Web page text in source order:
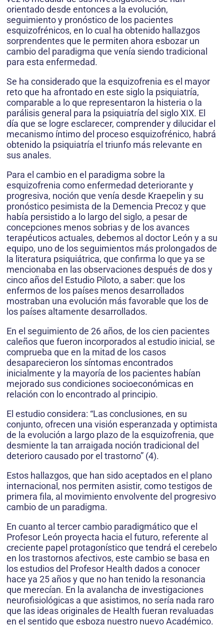
orientado desde entonces a la evolución,
seguimiento y pronóstico de los pacientes
esquizofrénicos, en lo cual ha obtenido hallazgos
sorprendentes que le permiten ahora esbozar un
cambio del paradigma que venía siendo tradicional
para esta enfermedad.
Se ha considerado que la esquizofrenia es el mayor
reto que ha afrontado en este siglo la psiquiatría,
comparable a lo que representaron la histeria o la
parálisis general para la psiquiatría del siglo XIX. El
día que se logre esclarecer, comprender y dilucidar el
mecanismo íntimo del proceso esquizofrénico, habrá
obtenido la psiquiatría el triunfo más relevante en
sus anales.
Para el cambio en el paradigma sobre la
esquizofrenia como enfermedad deteriorante y
progresiva, noción que venía desde Kraepelin y su
pronóstico pesimista de la Demencia Precoz y que
había persistido a lo largo del siglo, a pesar de
concepciones menos sobrias y de los avances
terapéuticos actuales, debemos al doctor León y a su
equipo, uno de los seguimientos más prolongados de
la literatura psiquiátrica, que confirma lo que ya se
mencionaba en las observaciones después de dos y
cinco años del Estudio Piloto, a saber: que los
enfermos de los países menos desarrollados
mostraban una evolución más favorable que los de
los países altamente desarrollados.
En el seguimiento de 26 años, de los cien pacientes
caleños que fueron incorporados al estudio inicial, se
comprueba que en la mitad de los casos
desaparecieron los síntomas encontrados
inicialmente y la mayoría de los pacientes habían
mejorado sus condiciones socioeconómicas en
relación con lo encontrado al principio.
El estudio considera: “Las conclusiones, en su
conjunto, ofrecen una visión esperanzada y optimista
de la evolución a largo plazo de la esquizofrenia, que
desmiente la tan arraigada noción tradicional del
deterioro causado por el trastorno” (4).
Estos hallazgos, que han sido aceptados en el plano
internacional, nos permiten asistir, como testigos de
primera fila, al movimiento envolvente del progresivo
cambio de un paradigma.
En cuanto al tercer cambio paradigmático que el
Profesor León proyecta hacia el futuro, referente al
creciente papel protagonístico que tendrá el cerebelo
en los trastornos afectivos, este cambio se basa en
los estudios del Profesor Health dados a conocer
hace ya 25 años y que no han tenido la resonancia
que merecían. En la avalancha de investigaciones
neurofisiológicas a que asistimos, no sería nada raro
que las ideas originales de Health fueran revaluadas
en el sentido que esboza nuestro nuevo Académico.